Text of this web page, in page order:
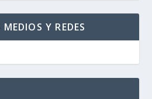
Y REDES